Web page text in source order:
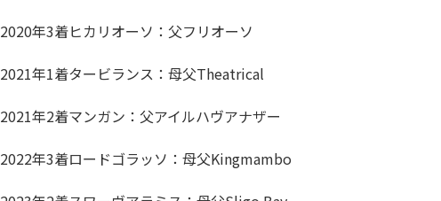
2020年3着ヒカリオーソ：父フリオーソ
2021年1着タービランス：母父Theatrical
2021年2着マンガン：父アイルハヴアナザー
2022年3着ロードゴラッソ：母父Kingmambo